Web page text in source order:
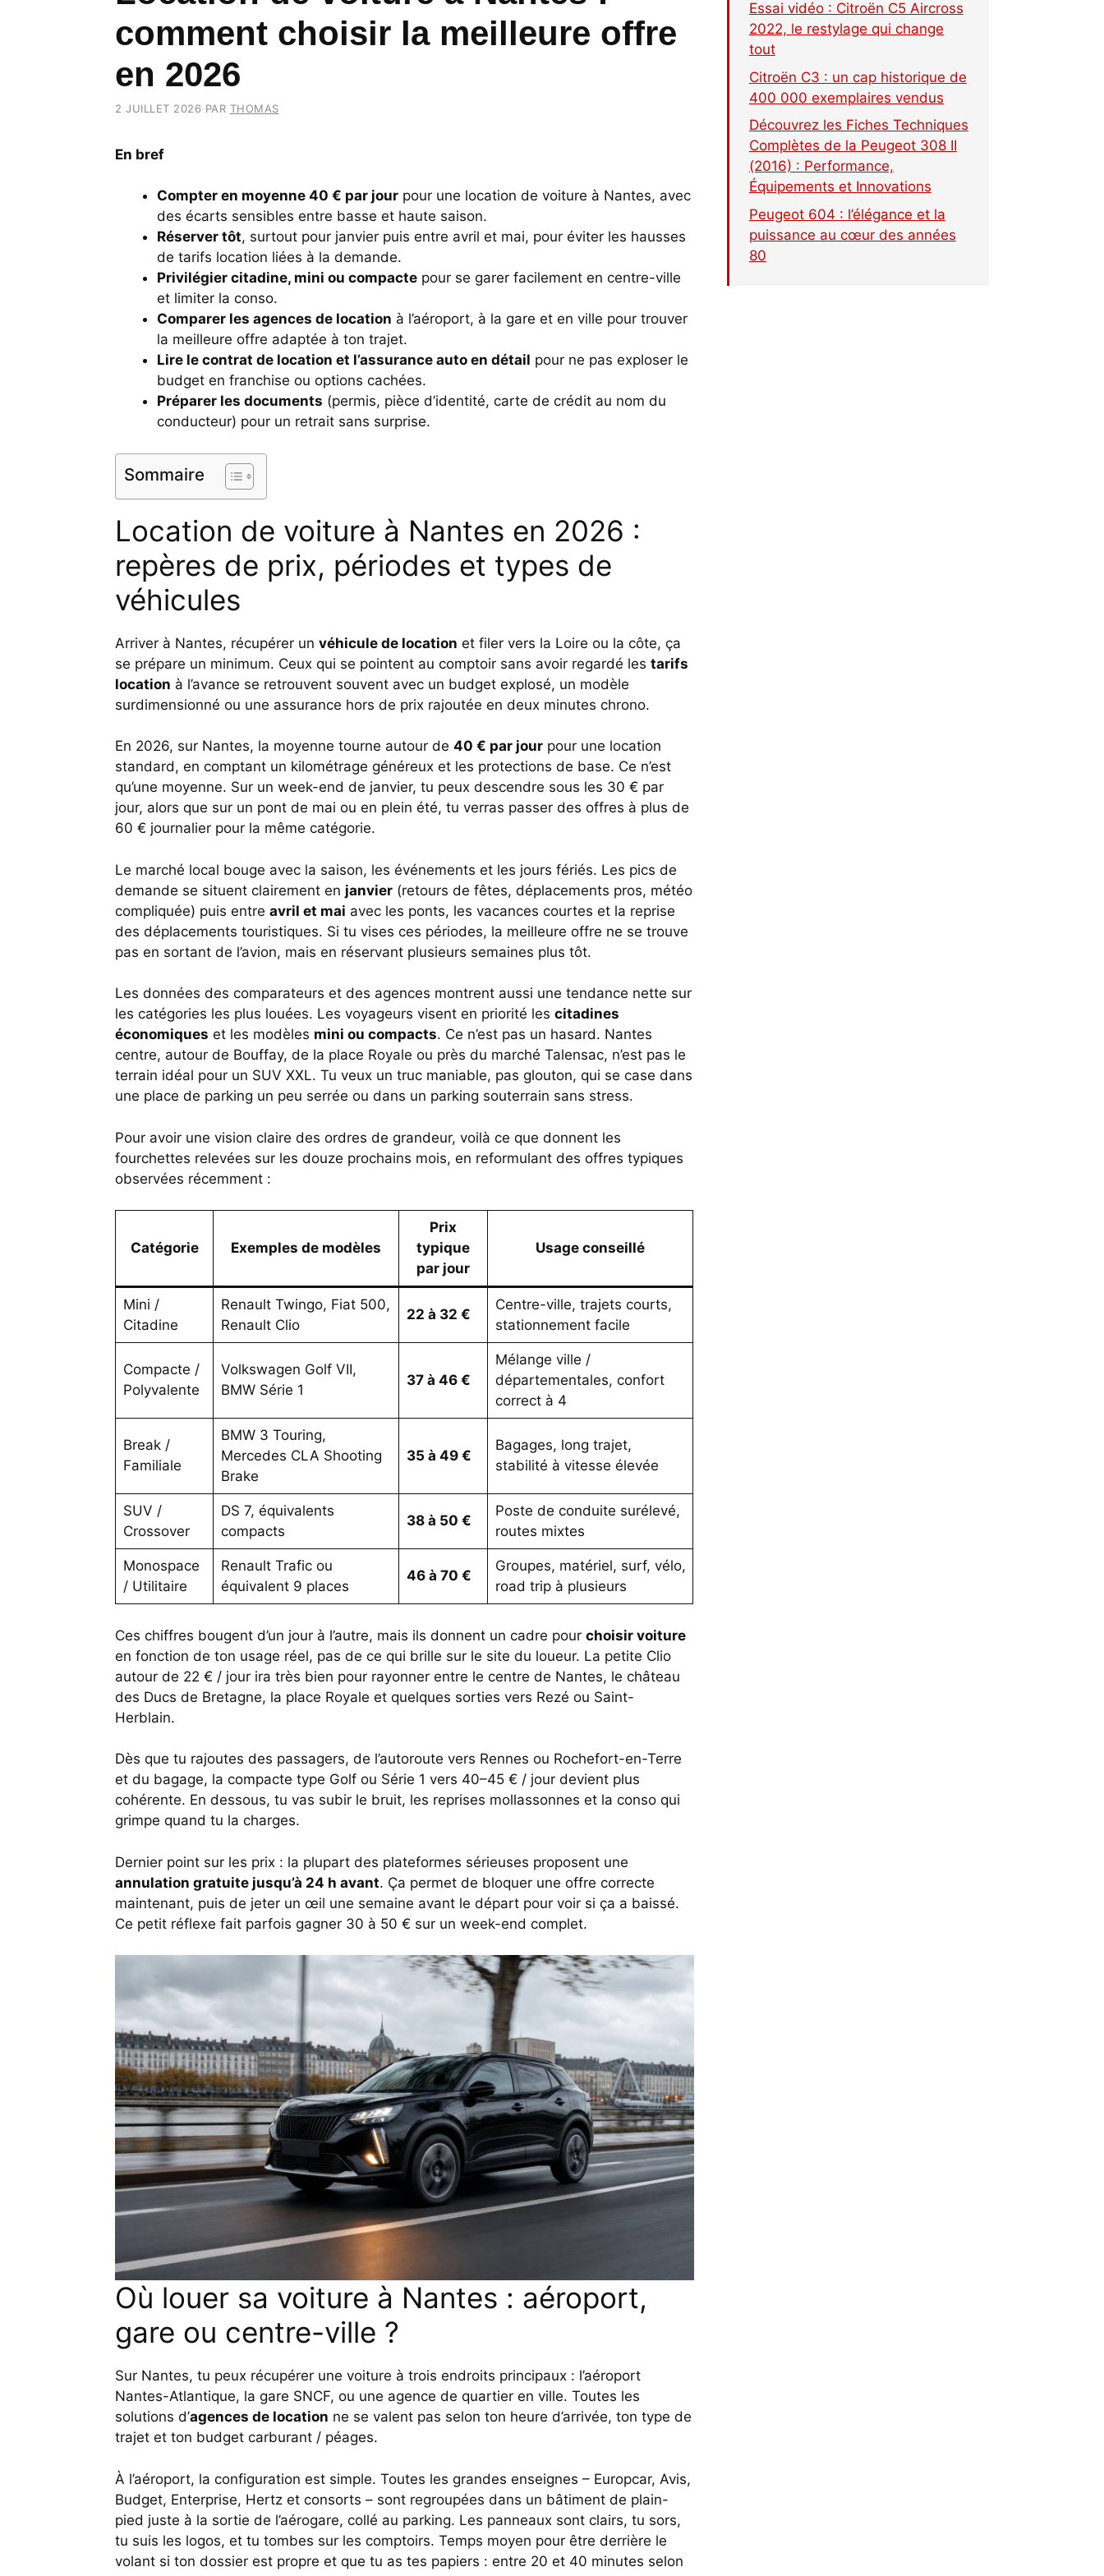
comment choisir la meilleure offre
en 2026
2 JUILLET 2026 PAR THOMAS
En bref
Compter en moyenne 40 € par jour pour une location de voiture à Nantes, avec
des écarts sensibles entre basse et haute saison.
Réserver tôt, surtout pour janvier puis entre avril et mai, pour éviter les hausses
de tarifs location liées à la demande.
Privilégier citadine, mini ou compacte pour se garer facilement en centre-ville
et limiter la conso.
Comparer les agences de location à l’aéroport, à la gare et en ville pour trouver
la meilleure offre adaptée à ton trajet.
Lire le contrat de location et l’assurance auto en détail pour ne pas exploser le
budget en franchise ou options cachées.
Préparer les documents (permis, pièce d’identité, carte de crédit au nom du
conducteur) pour un retrait sans surprise.
Sommaire
Location de voiture à Nantes en 2026 :
repères de prix, périodes et types de
véhicules
Arriver à Nantes, récupérer un véhicule de location et filer vers la Loire ou la côte, ça
se prépare un minimum. Ceux qui se pointent au comptoir sans avoir regardé les tarifs
location à l’avance se retrouvent souvent avec un budget explosé, un modèle
surdimensionné ou une assurance hors de prix rajoutée en deux minutes chrono.
En 2026, sur Nantes, la moyenne tourne autour de 40 € par jour pour une location
standard, en comptant un kilométrage généreux et les protections de base. Ce n’est
qu’une moyenne. Sur un week-end de janvier, tu peux descendre sous les 30 € par
jour, alors que sur un pont de mai ou en plein été, tu verras passer des offres à plus de
60 € journalier pour la même catégorie.
Le marché local bouge avec la saison, les événements et les jours fériés. Les pics de
demande se situent clairement en janvier (retours de fêtes, déplacements pros, météo
compliquée) puis entre avril et mai avec les ponts, les vacances courtes et la reprise
des déplacements touristiques. Si tu vises ces périodes, la meilleure offre ne se trouve
pas en sortant de l’avion, mais en réservant plusieurs semaines plus tôt.
Les données des comparateurs et des agences montrent aussi une tendance nette sur
les catégories les plus louées. Les voyageurs visent en priorité les citadines
économiques et les modèles mini ou compacts. Ce n’est pas un hasard. Nantes
centre, autour de Bouffay, de la place Royale ou près du marché Talensac, n’est pas le
terrain idéal pour un SUV XXL. Tu veux un truc maniable, pas glouton, qui se case dans
une place de parking un peu serrée ou dans un parking souterrain sans stress.
Pour avoir une vision claire des ordres de grandeur, voilà ce que donnent les
fourchettes relevées sur les douze prochains mois, en reformulant des offres typiques
observées récemment :
Catégorie Exemples de modèles
Prix
typique
par jour
Usage conseillé
Mini /
Citadine
Renault Twingo, Fiat 500,
Renault Clio
22 à 32 €
Centre-ville, trajets courts,
stationnement facile
Compacte /
Polyvalente
Volkswagen Golf VII,
BMW Série 1
37 à 46 €
Mélange ville /
départementales, confort
correct à 4
Break /
Familiale
BMW 3 Touring,
Mercedes CLA Shooting
Brake
35 à 49 €
Bagages, long trajet,
stabilité à vitesse élevée
SUV /
Crossover
DS 7, équivalents
compacts
38 à 50 €
Poste de conduite surélevé,
routes mixtes
Monospace
/ Utilitaire
Renault Trafic ou
équivalent 9 places
46 à 70 €
Groupes, matériel, surf, vélo,
road trip à plusieurs
Ces chiffres bougent d’un jour à l’autre, mais ils donnent un cadre pour choisir voiture
en fonction de ton usage réel, pas de ce qui brille sur le site du loueur. La petite Clio
autour de 22 € / jour ira très bien pour rayonner entre le centre de Nantes, le château
des Ducs de Bretagne, la place Royale et quelques sorties vers Rezé ou Saint-
Herblain.
Dès que tu rajoutes des passagers, de l’autoroute vers Rennes ou Rochefort-en-Terre
et du bagage, la compacte type Golf ou Série 1 vers 40–45 € / jour devient plus
cohérente. En dessous, tu vas subir le bruit, les reprises mollassonnes et la conso qui
grimpe quand tu la charges.
Dernier point sur les prix : la plupart des plateformes sérieuses proposent une
annulation gratuite jusqu’à 24 h avant. Ça permet de bloquer une offre correcte
maintenant, puis de jeter un œil une semaine avant le départ pour voir si ça a baissé.
Ce petit réflexe fait parfois gagner 30 à 50 € sur un week-end complet.
Où louer sa voiture à Nantes : aéroport,
gare ou centre-ville ?
Sur Nantes, tu peux récupérer une voiture à trois endroits principaux : l’aéroport
Nantes-Atlantique, la gare SNCF, ou une agence de quartier en ville. Toutes les
solutions d’agences de location ne se valent pas selon ton heure d’arrivée, ton type de
trajet et ton budget carburant / péages.
À l’aéroport, la configuration est simple. Toutes les grandes enseignes – Europcar, Avis,
Budget, Enterprise, Hertz et consorts – sont regroupées dans un bâtiment de plain-
pied juste à la sortie de l’aérogare, collé au parking. Les panneaux sont clairs, tu sors,
tu suis les logos, et tu tombes sur les comptoirs. Temps moyen pour être derrière le
volant si ton dossier est propre et que tu as tes papiers : entre 20 et 40 minutes selon
Essai vidéo : Citroën C5 Aircross
2022, le restylage qui change
tout
Citroën C3 : un cap historique de
400 000 exemplaires vendus
Découvrez les Fiches Techniques
Complètes de la Peugeot 308 II
(2016) : Performance,
Équipements et Innovations
Peugeot 604 : l’élégance et la
puissance au cœur des années
80